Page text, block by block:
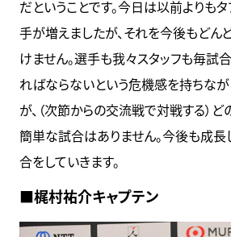
だということです。今日は以前よりも
手が増えましたが、それを今後もどん
けません。選手も我々スタッフも毎試
ればならないという危機感を持ちな
が、（次節からの交流戦で対戦する）ど
簡単な試合はありません。今後も成長
合をしていきます。
■梶村祐介キャプテン